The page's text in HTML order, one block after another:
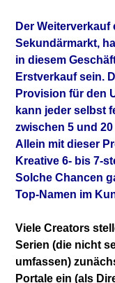
Der Weiterverkauf
Sekundärmarkt,
in diesem
Erstverkauf sein.
Provision für den
kann jeder selbst
zwischen 5 und
Allein mit dieser
Kreative 6- bis 7-
Solche Chancen
Top-Namen im
Viele Creators
Serien (die nicht
umfassen)
Portale ein (als